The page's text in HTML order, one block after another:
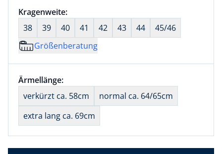
Größenauswahl:
Kragenweite:nichts ausgewählt
38
39 40 41 42 43 44
45/46
Größenberatung
Größenauswahl:
Ärmellänge:nichts ausgewählt
verkürzt ca. 58cm
normal ca. 64/65cm
extra lang ca. 69cm